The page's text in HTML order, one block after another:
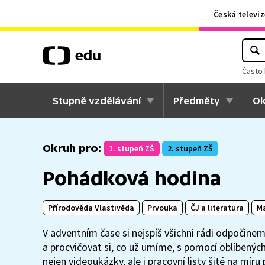
Česká
Často
Stupně vzdělávání Předměty
Okruh pro: 1. stupeň ZŠ 2. stupeň ZŠ
Pohádková hodina
Přírodověda Vlastivěda Prvouka ČJ a literatura
V adventním čase si nejspíš všichni rádi
a procvičovat si, co už umíme, s pomocí
nejen videoukázky, ale i pracovní listy šité na